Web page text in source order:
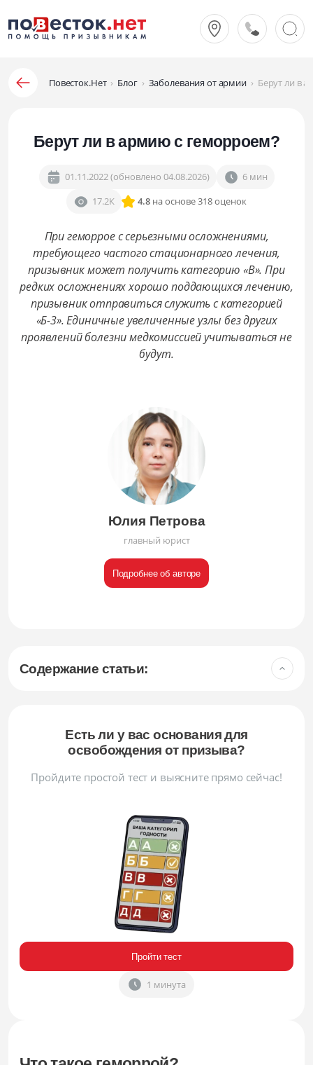
Повесток.Нет › Блог › Заболевания от армии › Берут ли в
Берут ли в армию с геморроем?
01.11.2022 (обновлено 04.08.2026)
6 мин
17.2К
4.8 на основе 318 оценок
При геморрое с серьезными осложнениями,
требующего частого стационарного лечения,
призывник может получить категорию «В». При
редких осложнениях хорошо поддающихся лечению,
призывник отправиться служить с категорией
«Б-3». Единичные увеличенные узлы без других
проявлений болезни медкомиссией учитываться не
будут.
Юлия Петрова
главный юрист
Подробнее об авторе
Содержание статьи:
Есть ли у вас основания для
освобождения от призыва?
Пройдите простой тест и выясните прямо сейчас!
Пройти тест
1 минута